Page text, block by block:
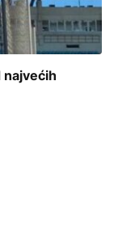
najvećih